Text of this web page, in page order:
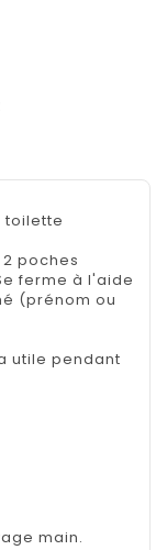
toilette
poches
ferme à l'aide
(prénom ou
utile pendant
main.